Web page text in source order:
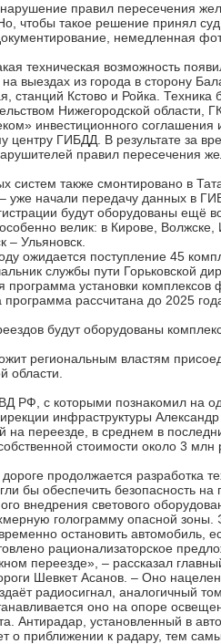
правил пересечения
чтобы такое решение принял
немедленная
техническая возможность
на выездах из города в сторону
станций Кстово и Ройка.
Нижегородской области,
инвестиционного
центру ГИБДД. В результате за
правил пересечения
систем также смонтировано в
– уже начали передачу данных в
будут оборудованы ещё
велик: в Кирове,
– Ульяновск.
ожидается поступление 45
службы пути Горьковской
программа установки
программа рассчитана до 2025
будут оборудованы
региональным властям
области.
РФ, с которыми познакомил на
инфраструктуры
на переезде, в среднем в
стоимости около 3 млн
продолжается разработка
бы обеспечить безопасность
внедрения светового
голограмму опасной зоны.
остановить автомобиль,
рационализаторское
переезде», – рассказал
Шевкет Асанов. – Оно
радиосигнал, аналогичный
оно на опоре
Антирадар, установленный в
о приближении к радару, тем